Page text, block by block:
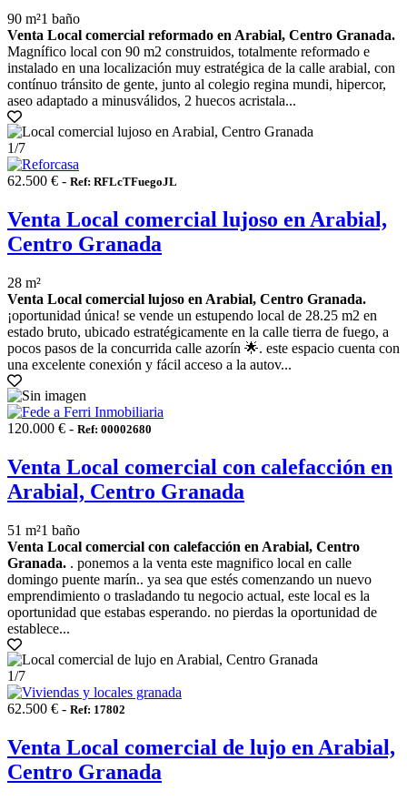
90 m²1 baño
Venta Local comercial reformado en Arabial, Centro Granada.
Magnífico local con 90 m2 construidos, totalmente reformado e
instalado en una localización muy estratégica de la calle arabial, con
contínuo tránsito de gente, junto al colegio regina mundi, hipercor,
aseo adaptado a minusválidos, 2 huecos acristala...
1/7
62.500 € - Ref: RFLcTFuegoJL
Venta Local comercial lujoso en Arabial,
Centro Granada
28 m²
Venta Local comercial lujoso en Arabial, Centro Granada.
¡oportunidad única! se vende un estupendo local de 28.25 m2 en
estado bruto, ubicado estratégicamente en la calle tierra de fuego, a
pocos pasos de la concurrida calle azorín 🌟. este espacio cuenta con
una excelente conexión y fácil acceso a la autov...
120.000 € - Ref: 00002680
Venta Local comercial con calefacción en
Arabial, Centro Granada
51 m²1 baño
Venta Local comercial con calefacción en Arabial, Centro
Granada. . ponemos a la venta este magnifico local en calle
domingo puente marín.. ya sea que estés comenzando un nuevo
emprendimiento o trasladando tu negocio actual, este local es la
oportunidad que estabas esperando. no pierdas la oportunidad de
establece...
1/7
62.500 € - Ref: 17802
Venta Local comercial de lujo en Arabial,
Centro Granada